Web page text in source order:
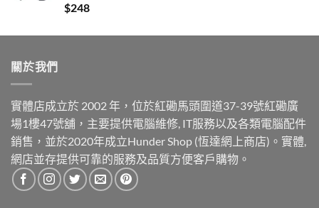
$248
關於我們
實體店成立於 2002 年，位於紅磡馬頭圍道37-39號紅磡廣
場1樓47號舖，主要提供電腦維修, IT服務以及各類電腦配件
銷售，並於2020年成立Hunder Shop (恆達網上商店)。實體,
網店並存提供可靠的服務及品質方便客戶購物。